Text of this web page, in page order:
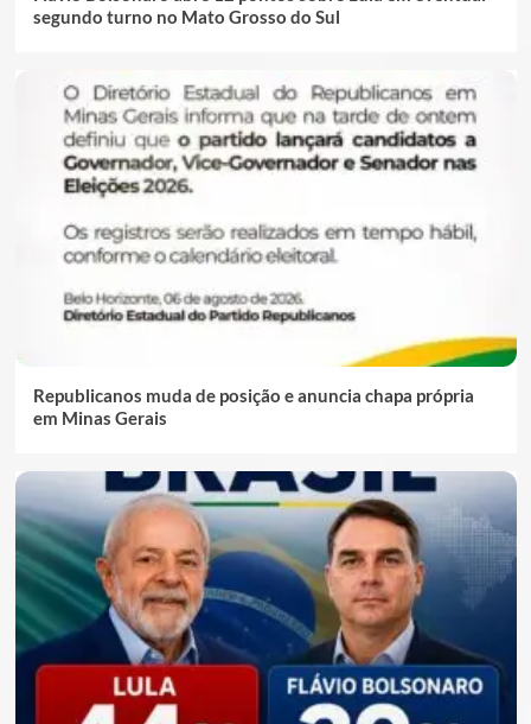
segundo turno no Mato Grosso do Sul
Republicanos muda de posição e anuncia chapa própria
em Minas Gerais